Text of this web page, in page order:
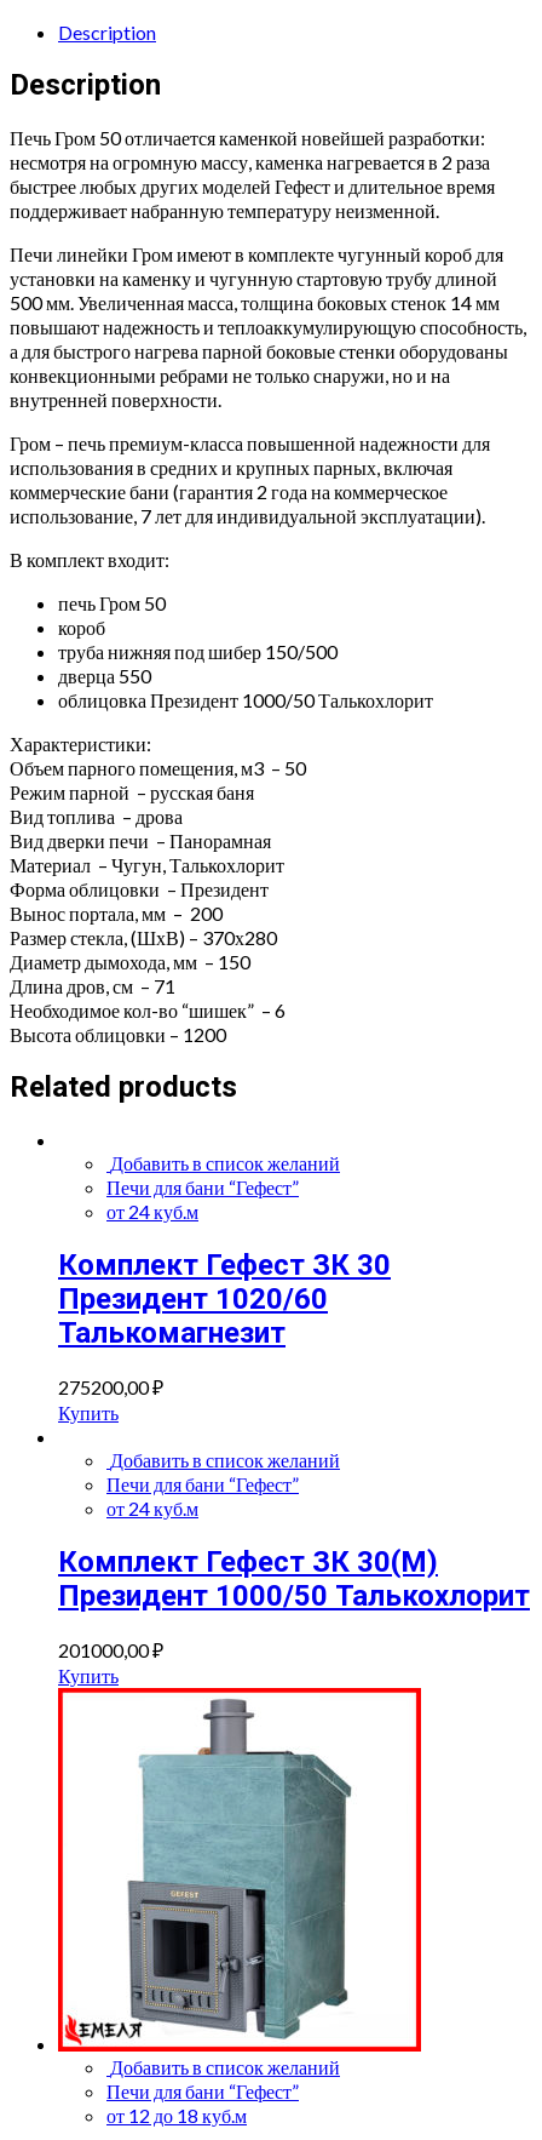
Талькохлорит
Description
Description
Печь Гром 50 отличается каменкой новейшей разработки:
несмотря на огромную массу, каменка нагревается в 2 раза
быстрее любых других моделей Гефест и длительное время
поддерживает набранную температуру неизменной.
Печи линейки Гром имеют в комплекте чугунный короб для
установки на каменку и чугунную стартовую трубу длиной
500 мм. Увеличенная масса, толщина боковых стенок 14 мм
повышают надежность и теплоаккумулирующую способность,
а для быстрого нагрева парной боковые стенки оборудованы
конвекционными ребрами не только снаружи, но и на
внутренней поверхности.
Гром – печь премиум-класса повышенной надежности для
использования в средних и крупных парных, включая
коммерческие бани (гарантия 2 года на коммерческое
использование, 7 лет для индивидуальной эксплуатации).
В комплект входит:
печь Гром 50
короб
труба нижняя под шибер 150/500
дверца 550
облицовка Президент 1000/50 Талькохлорит
Характеристики:
Объем парного помещения, м3 – 50
Режим парной – русская баня
Вид топлива – дрова
Вид дверки печи – Панорамная
Материал – Чугун, Талькохлорит
Форма облицовки – Президент
Вынос портала, мм – 200
Размер стекла, (ШхВ) – 370х280
Диаметр дымохода, мм – 150
Длина дров, см – 71
Необходимое кол-во “шишек” – 6
Высота облицовки – 1200
Related products
Добавить в список желаний
Печи для бани “Гефест”
от 24 куб.м
Комплект Гефест ЗК 30
Президент 1020/60
Талькомагнезит
275200,00₽
Купить
Добавить в список желаний
Печи для бани “Гефест”
от 24 куб.м
Комплект Гефест ЗК 30(М)
Президент 1000/50 Талькохлорит
201000,00₽
Купить
Добавить в список желаний
Печи для бани “Гефест”
от 12 до 18 куб.м